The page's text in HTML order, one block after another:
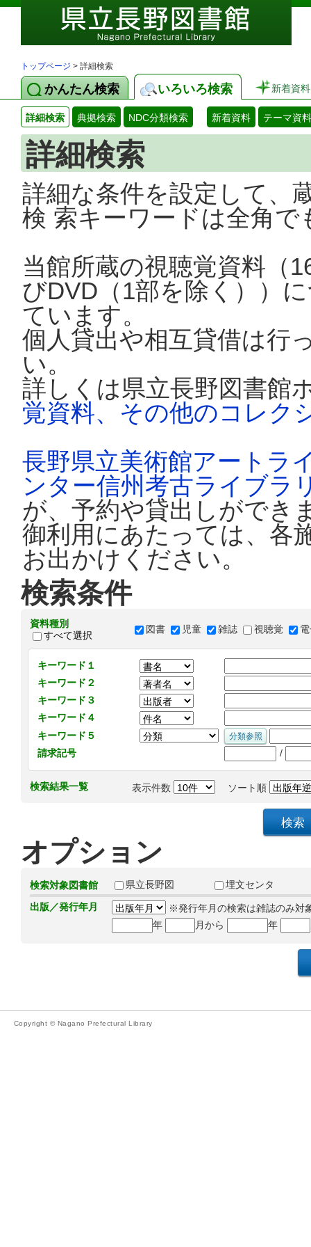
トップページ > 詳細検索
かんたん検索 いろいろ検索 新着資料
詳細検索 典拠検索 NDC分類検索 新着資料 テーマ資料
詳細検索
詳細な条件を設定して、
検 索キーワードは全角
当館所蔵の視聴覚資料（
びDVD（1部を除く））
ています。
個人貸出や相互貸借は行
い。
詳しくは県立長野図書館
覚資料、その他のコレク
長野県立美術館アートラ
ンター信州考古ライブラ
が、予約や貸出しができ
御利用にあたっては、各
お出かけください。
検索条件
資料種別
すべて選択
図書 児童 雑誌 視聴覚
キーワード１
キーワード２
キーワード３
キーワード４
キーワード５
請求記号
/
検索結果一覧 表示件数 ソート順
オプション
検索対象図書館 県立長野図
埋文センタ
出版／発行年月
※発行年月の検索は雑誌のみ対
年
月から 年
Copyright © Nagano Prefectural Library